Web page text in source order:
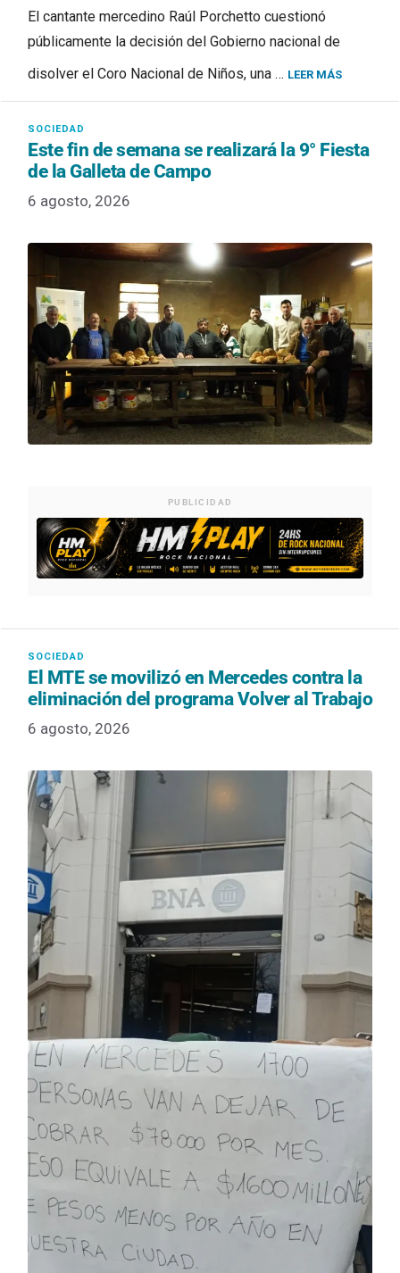
El cantante mercedino Raúl Porchetto cuestionó
públicamente la decisión del Gobierno nacional de
disolver el Coro Nacional de Niños, una … LEER MÁS
Este fin de semana se realizará la 9° Fiesta
de la Galleta de Campo
6 agosto, 2026
PUBLICIDAD
El MTE se movilizó en Mercedes contra la
eliminación del programa Volver al Trabajo
6 agosto, 2026